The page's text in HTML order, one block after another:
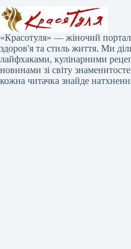
«Красотуля» — жіночий портал
здоров'я та стиль життя. Ми
лайфхаками, кулінарними
новинами зі світу
кожна читачка знайде